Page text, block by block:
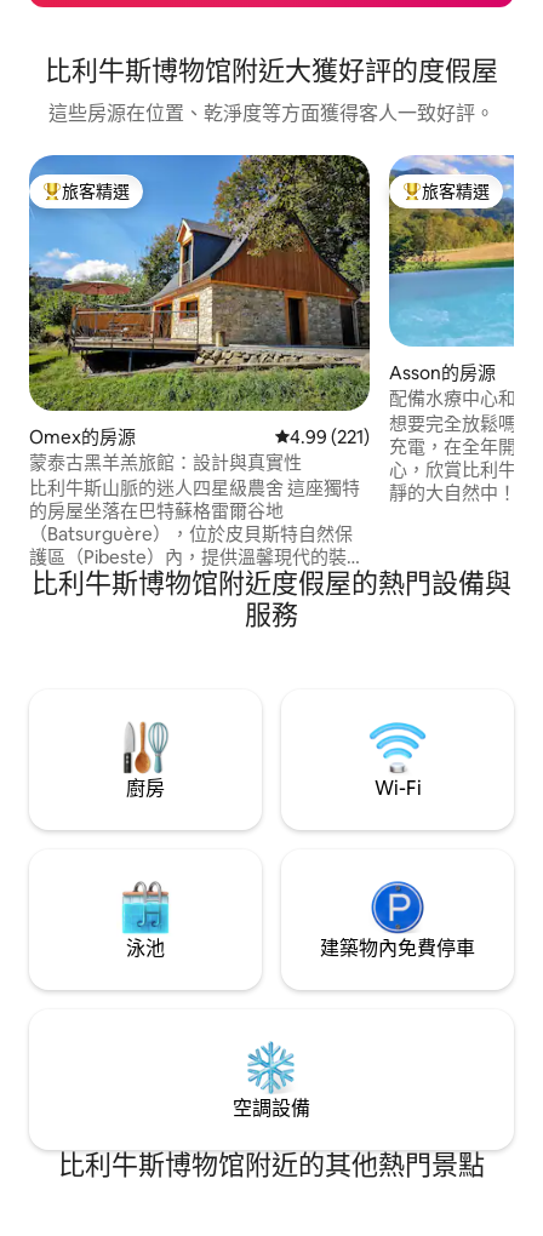
比利牛斯博物馆附近大獲好評的度假屋
這些房源在位置、乾淨度等方面獲得客人一致好評。
旅客精選榜首
旅客精選
Omex的房源 從 221 則評價中獲得 4.99 的平
4.99 (221)
蒙泰古黑羊羔旅館：設計與真實性
比利牛斯山脈的迷人四星級農舍 這座獨特
的房屋坐落在巴特蘇格雷爾谷地
（Batsurguère），位於皮貝斯特自然保
護區（Pibeste）內，提供溫馨現代的裝潛
在60平方公尺的露台上，可欣賞到絕佳的
景觀。 遠離城市的喧囂，但距離盧爾德聖
地（Lourdes）不到10分鐘，距離塔布
加瓦尼）40分鐘，距離比亞里茨
（Biarritz）1小時30分鐘⋯⋯
旅客精選榜首
旅客精選
Asson的房源
配備水療中心和比
屋
想要完全放鬆嗎？
充電，在全年開放
心，欣賞比利牛斯
靜的大自然中！
(Lourdes)、波城
比利牛斯博物馆附近度假屋的熱門設備與
服務
廚房 Wi-Fi
泳池 建築物內免費停車
空調設備
比利牛斯博物馆附近的其他熱門景點